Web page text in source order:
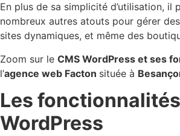
En plus de sa simplicité d’utilisation, il
nombreux autres atouts pour gérer
sites dynamiques, et même des
Zoom sur le CMS WordPress et ses
l’agence web Facton située à
Les
WordPress